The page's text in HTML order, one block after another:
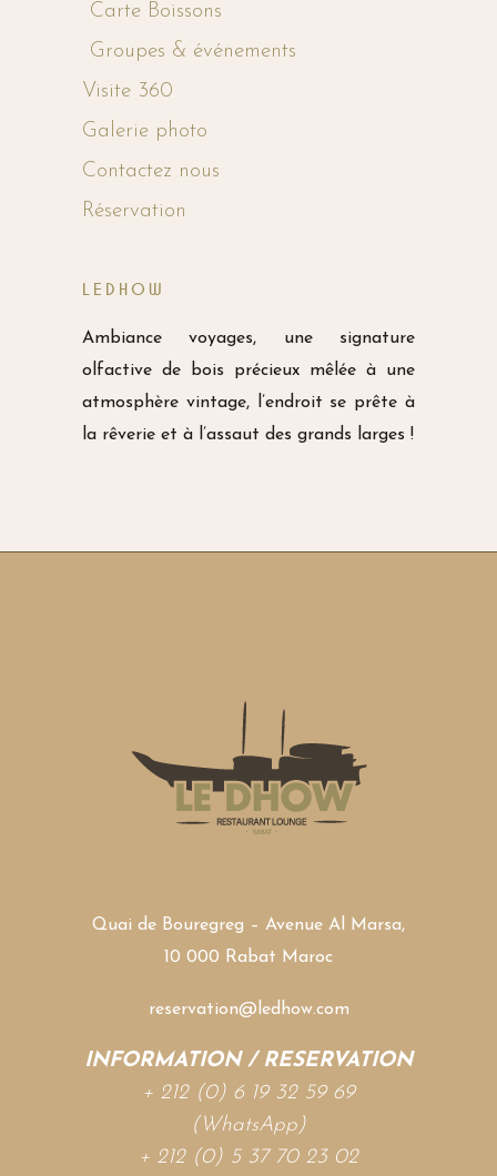
Carte Boissons
Groupes & événements
Visite 360
Galerie photo
Contactez nous
Réservation
LEDHOW
Ambiance voyages, une signature
olfactive de bois précieux mêlée à une
atmosphère vintage, l’endroit se prête à
la rêverie et à l’assaut des grands larges !
Quai de Bouregreg – Avenue Al Marsa,
10 000 Rabat Maroc
reservation@ledhow.com
INFORMATION / RESERVATION
+ 212 (0) 6 19 32 59 69
(WhatsApp)
+ 212 (0) 5 37 70 23 02